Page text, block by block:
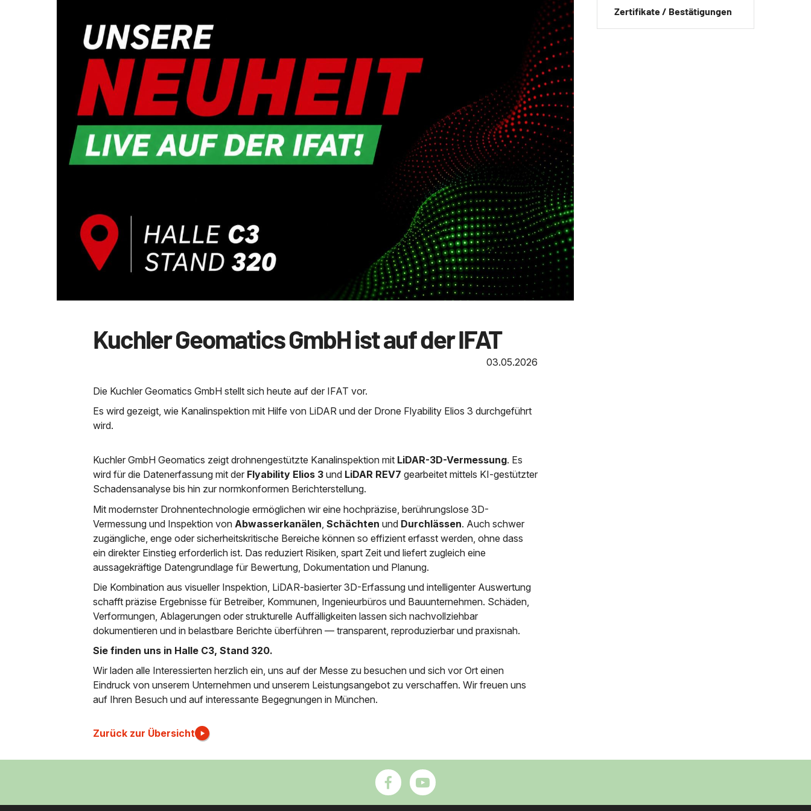
Zertifikate / Bestätigungen
Kuchler Geomatics GmbH ist auf der IFAT
03.05.2026
Die Kuchler Geomatics GmbH stellt sich heute auf der IFAT vor.
Es wird gezeigt, wie Kanalinspektion mit Hilfe von LiDAR und der Drone Flyability Elios 3 durchgeführt
wird.
Kuchler GmbH Geomatics zeigt drohnengestützte Kanalinspektion mit LiDAR-3D-Vermessung. Es
wird für die Datenerfassung mit der Flyability Elios 3 und LiDAR REV7gearbeitet mittels KI-gestützter
Schadensanalyse bis hin zur normkonformen Berichterstellung.
Mit modernster Drohnentechnologie ermöglichen wir eine hochpräzise, berührungslose 3D-
Vermessung und Inspektion von Abwasserkanälen ,Schächtenund Durchlässen. Auch schwer
zugängliche, enge oder sicherheitskritische Bereiche können so effizient erfasst werden, ohne dass
ein direkter Einstieg erforderlich ist. Das reduziert Risiken, spart Zeit und liefert zugleich eine
aussagekräftige Datengrundlage für Bewertung, Dokumentation und Planung.
Die Kombination aus visueller Inspektion, LiDAR-basierter 3D-Erfassung und intelligenter Auswertung
schafft präzise Ergebnisse für Betreiber, Kommunen, Ingenieurbüros und Bauunternehmen. Schäden,
Verformungen, Ablagerungen oder strukturelle Auffälligkeiten lassen sich nachvollziehbar
dokumentieren und in belastbare Berichte überführen — transparent, reproduzierbar und praxisnah.
Sie finden uns in Halle C3, Stand 320.
Wir laden alle Interessierten herzlich ein, uns auf der Messe zu besuchen und sich vor Ort einen
Eindruck von unserem Unternehmen und unserem Leistungsangebot zu verschaffen. Wir freuen uns
auf Ihren Besuch und auf interessante Begegnungen in München.
Zurück zur Übersicht
Zertifikate / Bestätigungen